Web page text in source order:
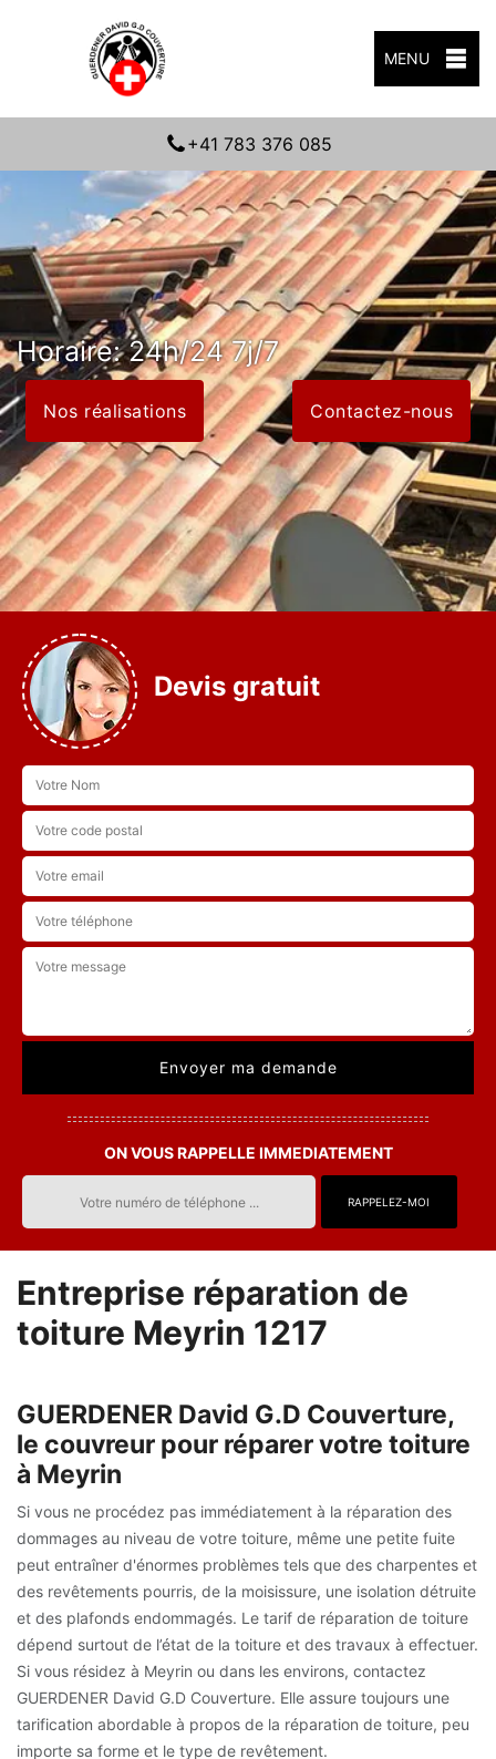
MENU
+41 783 376 085
Horaire: 24h/24 7j/7
Nos réalisations Contactez-nous
Devis gratuit
ON VOUS RAPPELLE IMMEDIATEMENT
Entreprise réparation de
toiture Meyrin 1217
GUERDENER David G.D Couverture,
le couvreur pour réparer votre toiture
à Meyrin
Si vous ne procédez pas immédiatement à la réparation des
dommages au niveau de votre toiture, même une petite fuite
peut entraîner d'énormes problèmes tels que des charpentes et
des revêtements pourris, de la moisissure, une isolation détruite
et des plafonds endommagés. Le tarif de réparation de toiture
dépend surtout de l’état de la toiture et des travaux à effectuer.
Si vous résidez à Meyrin ou dans les environs, contactez
GUERDENER David G.D Couverture. Elle assure toujours une
tarification abordable à propos de la réparation de toiture, peu
importe sa forme et le type de revêtement.